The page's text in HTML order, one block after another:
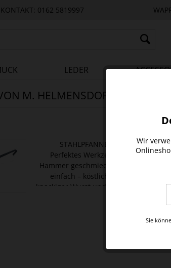
0162 5819997
LEDER
Wir
Sie
M. HELMENSDORFER
STAHLPFANNE MIT
Perfektes Werkzeug aus
Hammer geschmiedet Bratgut aus
einfach – köstlich! Alle Fans von
knackiger Wurst und knusprigem Tofu